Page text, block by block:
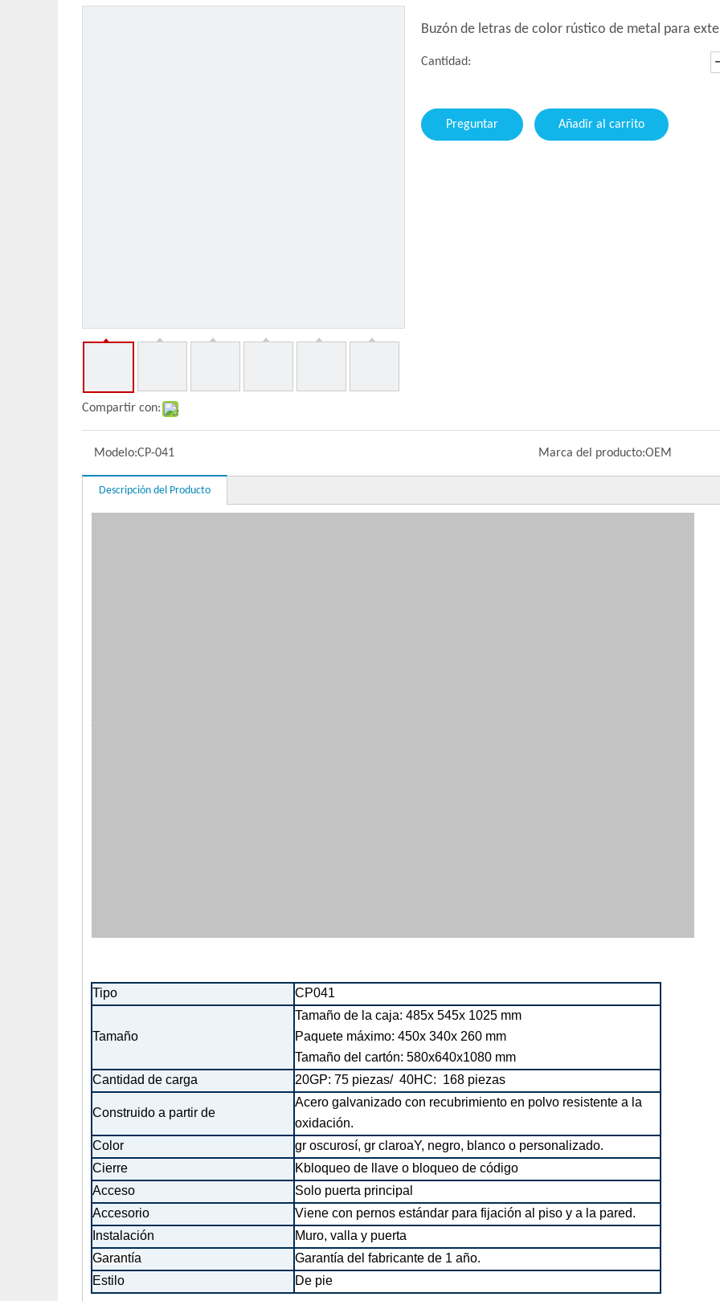
Compartir con:
Buzón de letras de color rústico de metal para
Cantidad:
Preguntar Añadir al carrito
Modelo:CP-041 Marca del producto:OEM
Descripción del Producto
Tipo CP041
Tamaño
Tamaño de la caja: 485x 545x 1025 mm
Paquete máximo: 450x 340x 260 mm
Tamaño del cartón: 580x640x1080 mm
Cantidad de carga
20GP: 75 piezas/ 40HC: 168 piezas
Construido a partir de
Acero galvanizado con recubrimiento en polvo resistente a la
oxidación.
Color
gr oscurosí, gr claroaY, negro, blanco o personalizado.
Cierre
Kbloqueo de llave o bloqueo de código
Acceso
Solo puerta principal
Accesorio
Viene con pernos estándar para fijación al piso y a la pared.
Instalación
Muro, valla y puerta
Garantía
Garantía del fabricante de 1 año.
Estilo
De pie